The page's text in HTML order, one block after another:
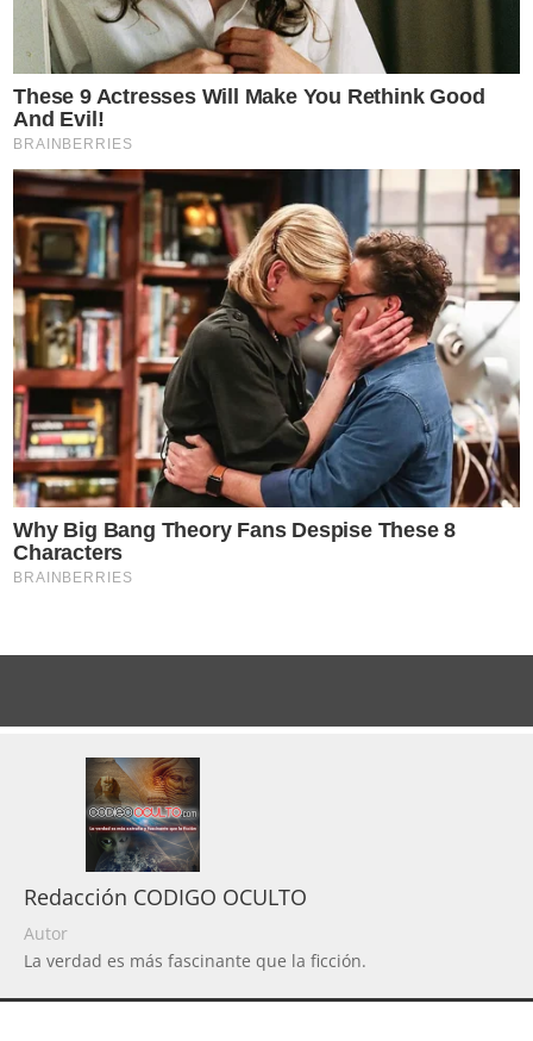
Redacción CODIGO OCULTO
Autor
La verdad es más fascinante que la ficción.